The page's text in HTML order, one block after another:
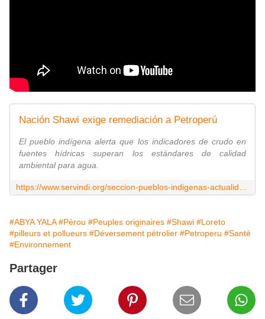
Nación Shawi exige remediación a Petroperú
El pueblo indígena alerta que los indicadores de crudo en
fuentes hídricas superan los estándares de calidad
ambiental para agua.
#ABYA YALA #Pérou #Peuples originaires #Shawi #Loreto
#pilleurs et pollueurs #Déversement pétrolier #Petroperu #Santé
#Environnement
Partager